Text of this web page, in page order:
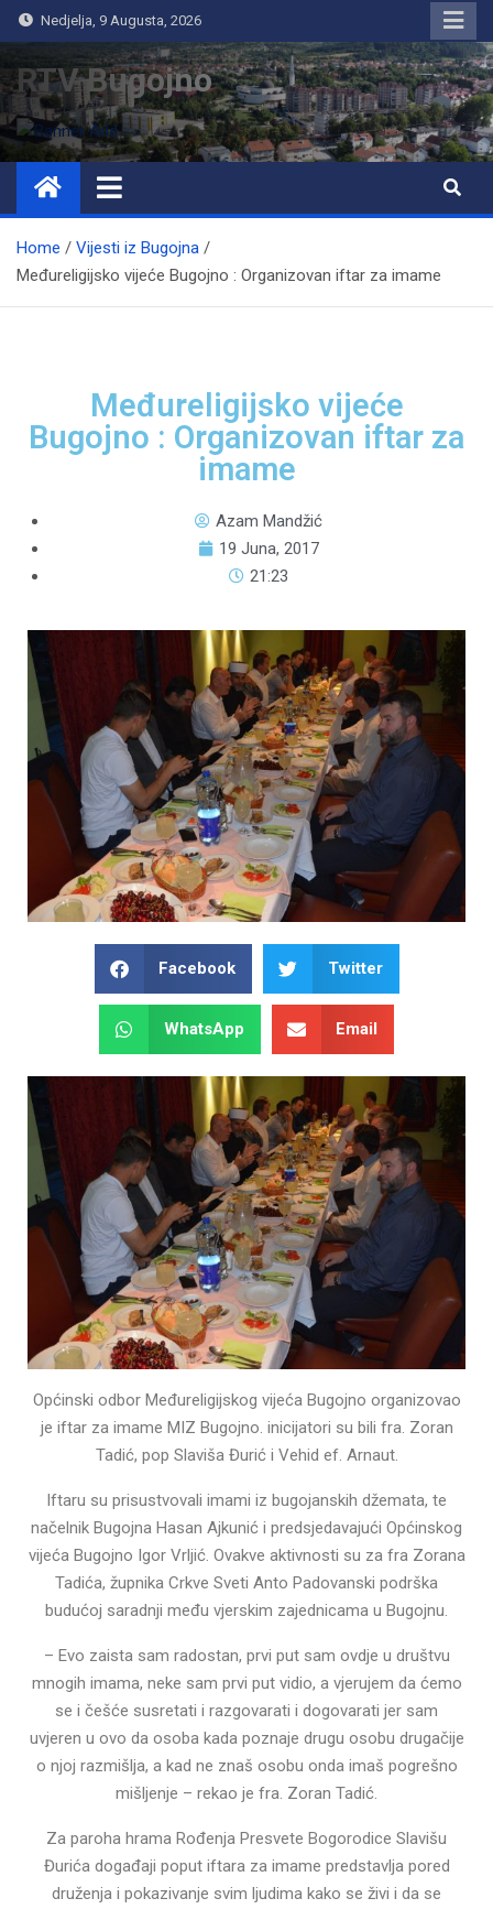
Nedjelja, 9 Augusta, 2026
RTV Bugojno
Home
Vijesti iz Bugojna
Međureligijsko vijeće Bugojno : Organizovan iftar za imame
Međureligijsko vijeće
Bugojno : Organizovan iftar za
imame
Azam Mandžić
19 Juna, 2017
21:23
Facebook Twitter
WhatsApp Email
Općinski odbor Međureligijskog vijeća Bugojno organizovao
je iftar za imame MIZ Bugojno. inicijatori su bili fra. Zoran
Tadić, pop Slaviša Đurić i Vehid ef. Arnaut.
Iftaru su prisustvovali imami iz bugojanskih džemata, te
načelnik Bugojna Hasan Ajkunić i predsjedavajući Općinskog
vijeća Bugojno Igor Vrljić. Ovakve aktivnosti su za fra Zorana
Tadića, župnika Crkve Sveti Anto Padovanski podrška
budućoj saradnji među vjerskim zajednicama u Bugojnu.
– Evo zaista sam radostan, prvi put sam ovdje u društvu
mnogih imama, neke sam prvi put vidio, a vjerujem da ćemo
se i češće susretati i razgovarati i dogovarati jer sam
uvjeren u ovo da osoba kada poznaje drugu osobu drugačije
o njoj razmišlja, a kad ne znaš osobu onda imaš pogrešno
mišljenje – rekao je fra. Zoran Tadić.
Za paroha hrama Rođenja Presvete Bogorodice Slavišu
Đurića događaji poput iftara za imame predstavlja pored
druženja i pokazivanje svim ljudima kako se živi i da se